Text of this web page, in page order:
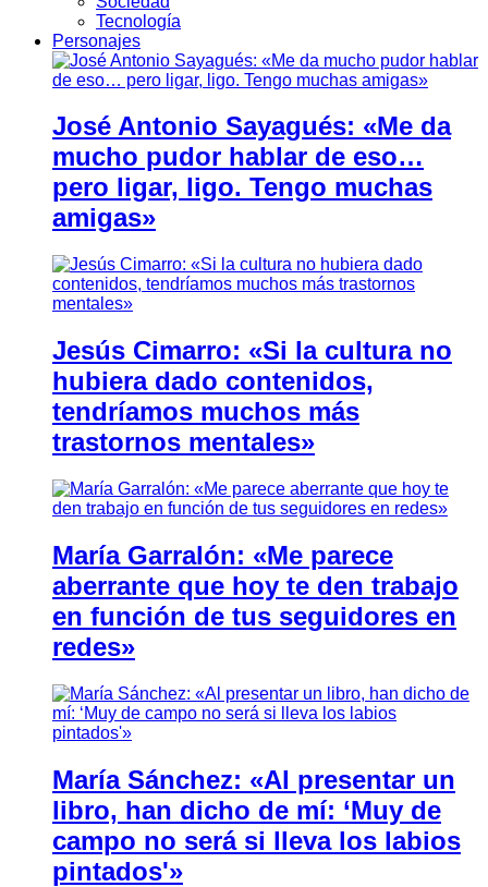
Tecnología
Personajes
José Antonio Sayagués: «Me da
mucho pudor hablar de eso…
pero ligar, ligo. Tengo muchas
amigas»
Jesús Cimarro: «Si la cultura no
hubiera dado contenidos,
tendríamos muchos más
trastornos mentales»
María Garralón: «Me parece
aberrante que hoy te den trabajo
en función de tus seguidores en
redes»
María Sánchez: «Al presentar un
libro, han dicho de mí: ‘Muy de
campo no será si lleva los labios
pintados'»